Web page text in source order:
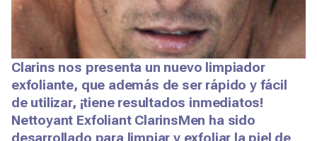
Clarins nos presenta un nuevo limpiador
exfoliante, que además de ser rápido y fácil
de utilizar, ¡tiene resultados inmediatos!
Nettoyant Exfoliant ClarinsMen ha sido
desarrollado para limpiar y exfoliar la piel de